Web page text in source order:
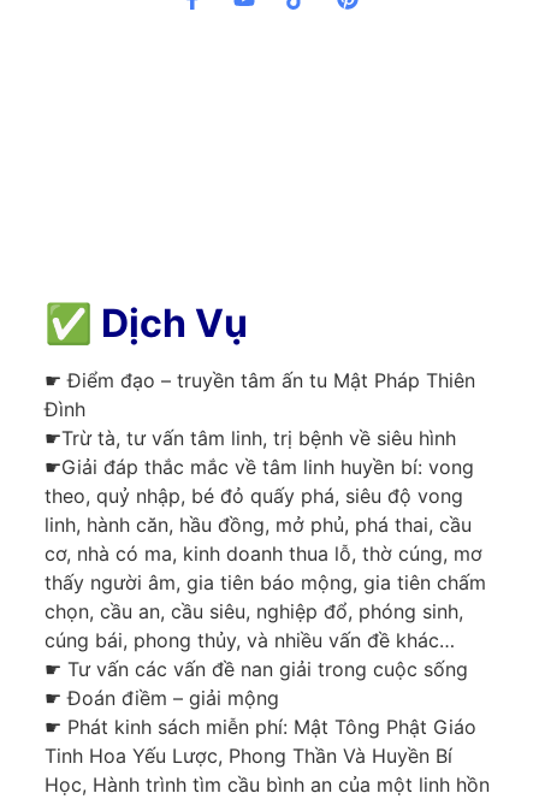
✅ Dịch Vụ
☛ Điểm đạo – truyền tâm ấn tu Mật Pháp Thiên
Đình
☛Trừ tà, tư vấn tâm linh, trị bệnh về siêu hình
☛Giải đáp thắc mắc về tâm linh huyền bí: vong
theo, quỷ nhập, bé đỏ quấy phá, siêu độ vong
linh, hành căn, hầu đồng, mở phủ, phá thai, cầu
cơ, nhà có ma, kinh doanh thua lỗ, thờ cúng, mơ
thấy người âm, gia tiên báo mộng, gia tiên chấm
chọn, cầu an, cầu siêu, nghiệp đổ, phóng sinh,
cúng bái, phong thủy, và nhiều vấn đề khác…
☛ Tư vấn các vấn đề nan giải trong cuộc sống
☛ Đoán điềm – giải mộng
☛ Phát kinh sách miễn phí: Mật Tông Phật Giáo
Tinh Hoa Yếu Lược, Phong Thần Và Huyền Bí
Học, Hành trình tìm cầu bình an của một linh hồn